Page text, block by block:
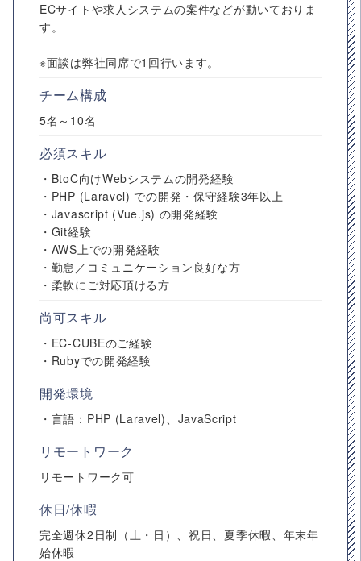
ECサイトや求人システムの案件などが動いておりま
す。
※面談は弊社同席で1回行います。
チーム構成
5名～10名
必須スキル
・BtoC向けWebシステムの開発経験
・PHP (Laravel) での開発・保守経験3年以上
・Javascript (Vue.js) の開発経験
・Git経験
・AWS上での開発経験
・勤怠／コミュニケーション良好な方
・柔軟にご対応頂ける方
尚可スキル
・EC-CUBEのご経験
・Rubyでの開発経験
開発環境
・言語：PHP (Laravel)、JavaScript
リモートワーク
リモートワーク可
休日/休暇
完全週休2日制（土・日）、祝日、夏季休暇、年末年
始休暇